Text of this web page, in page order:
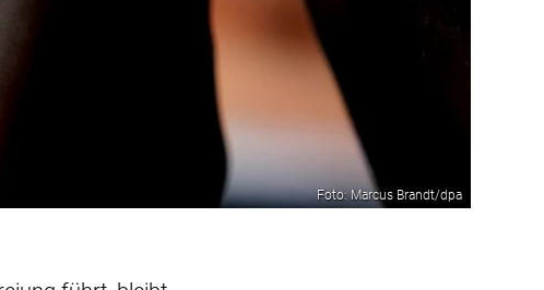
Foto: Marcus Brandt/dpa